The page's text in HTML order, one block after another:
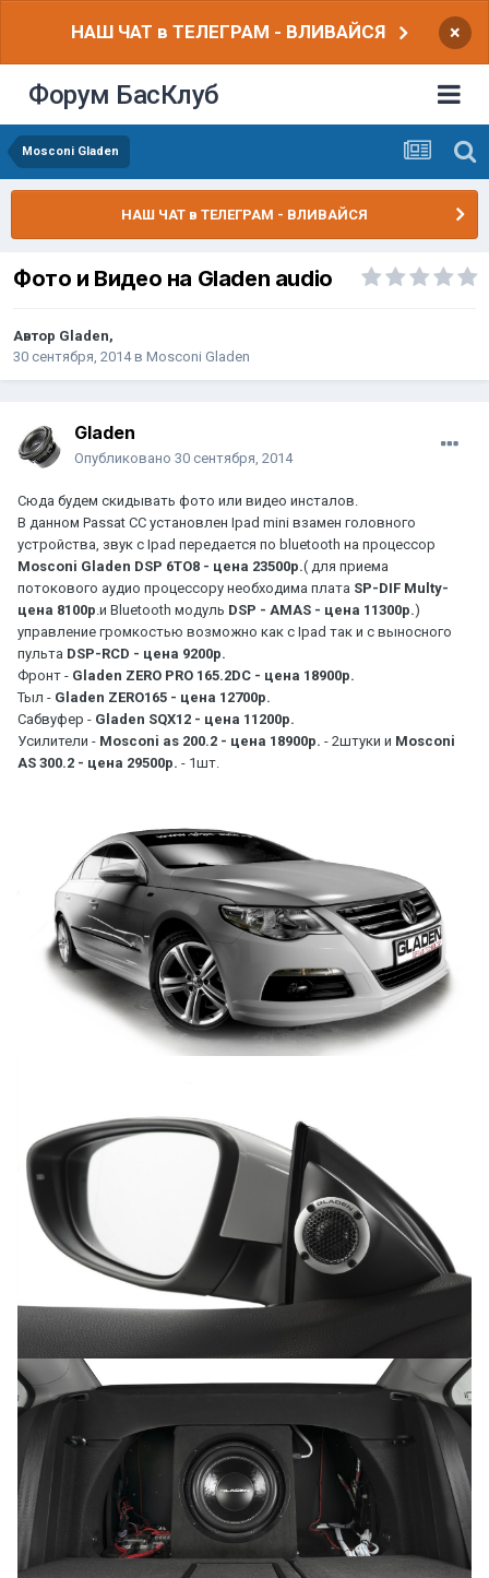
НАШ ЧАТ в ТЕЛЕГРАМ - ВЛИВАЙСЯ ×
Форум БасКлуб
Mosconi Gladen
НАШ ЧАТ в ТЕЛЕГРАМ - ВЛИВАЙСЯ
Фото и Видео на Gladen audio
Автор Gladen,
30 сентября, 2014в Mosconi Gladen
Gladen
Опубликовано 30 сентября, 2014
Сюда будем скидывать фото или видео инсталов.
В данном Passat CC установлен Ipad mini взамен головного
устройства, звук с Ipad передается по bluetooth на процессор
Mosconi Gladen DSP 6TO8 - цена 23500р.( для приема
потокового аудио процессору необходима плата SP-DIF Multy-
цена 8100р.и Bluetooth модуль DSP - AMAS - цена 11300р.)
управление громкостью возможно как с Ipad так и с выносного
пульта DSP-RCD - цена 9200р.
Фронт - Gladen ZERO PRO 165.2DC - цена 18900р.
Тыл - Gladen ZERO165 - цена 12700р.
Сабвуфер - Gladen SQX12 - цена 11200р.
Усилители - Mosconi as 200.2 - цена 18900р. - 2штуки и Mosconi
AS 300.2 - цена 29500р. - 1шт.